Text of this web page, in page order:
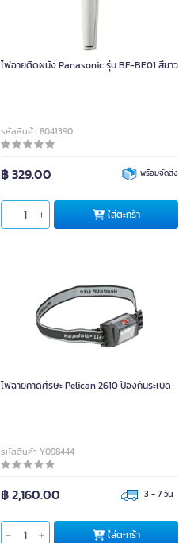
ไฟฉายติดผนัง Panasonic รุ่น BF-BE01 สีขาว
รหัสสินค้า 8041390
฿ 329.00 พร้อมจัดส่ง
ใส่ตะกร้า
ไฟฉายคาดศีรษะ Pelican 2610 ป้องกันระเบิด
รหัสสินค้า Y098444
฿ 2,160.00 3 - 7 วัน
ใส่ตะกร้า